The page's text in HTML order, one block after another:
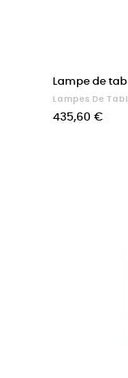
Lampe de
Lampes De
Prix
435,60 €